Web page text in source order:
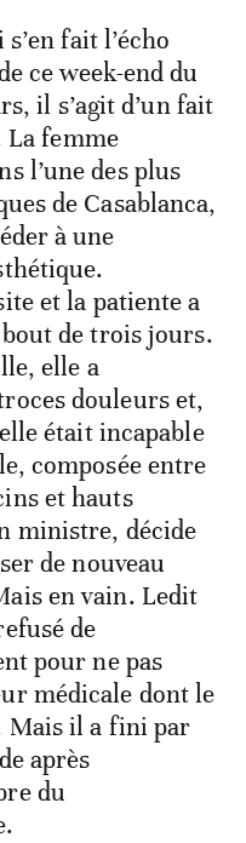
fait l’écho
ce week-end du
il s’agit d’un fait
La femme
l’une des plus
de Casablanca,
à une
et la patiente a
de trois jours.
elle a
douleurs et,
était incapable
composée entre
et hauts
ministre, décide
de nouveau
en vain. Ledit
de
pour ne pas
médicale dont le
Mais il a fini par
après
du